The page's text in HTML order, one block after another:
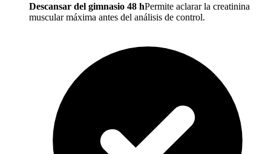
Descansar del gimnasio 48 hPermite aclarar la creatinina
muscular máxima antes del análisis de control.